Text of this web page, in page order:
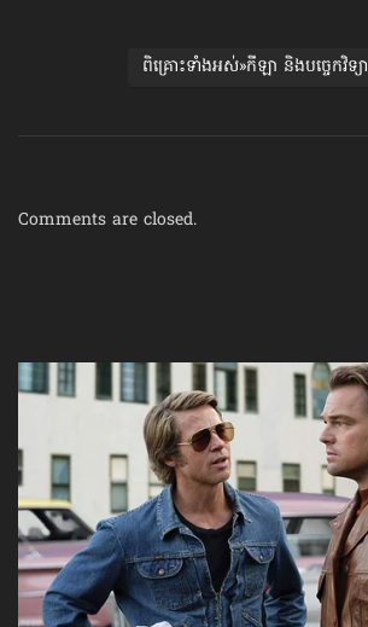
ពិគ្រោះទាំងអស់»កីឡា និងបច្ចេកវិទ្យា
Comments are closed.